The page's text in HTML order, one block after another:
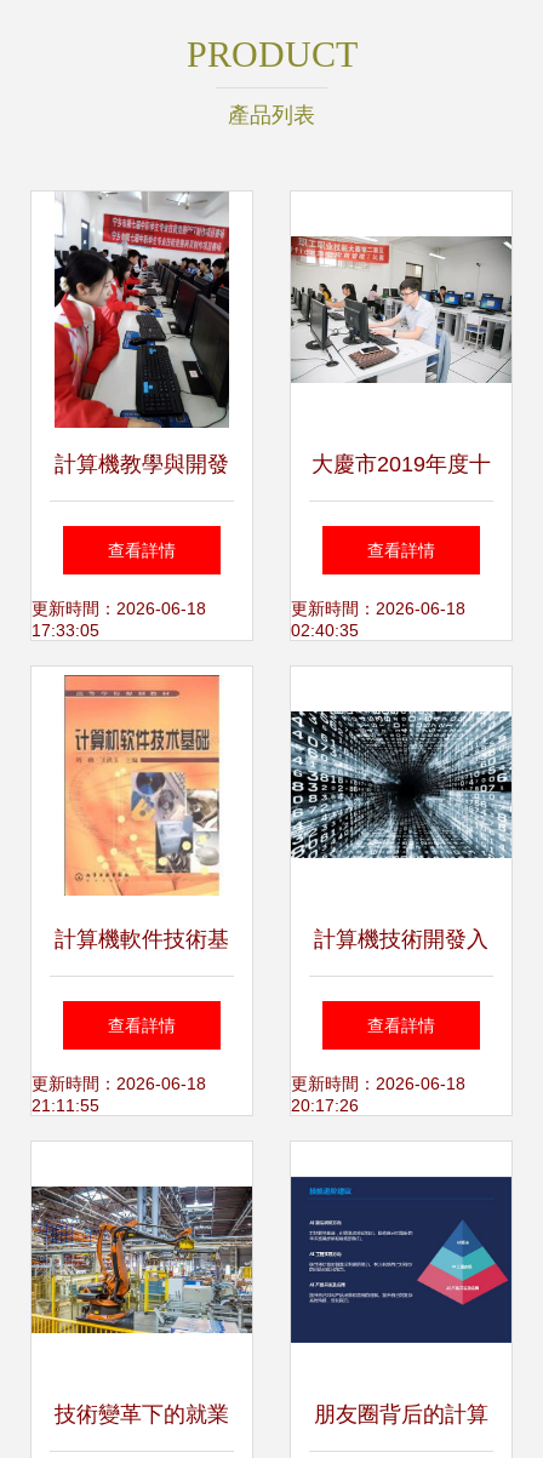
PRODUCT
產品列表
計算機教學與開發
的競技舞臺 教研組
技能比拼與競賽風
采
查看詳情
更新時間：2026-06-18
17:33:05
大慶市2019年度十
行業百工種職工技
能大賽第二賽區計
暨技術開發論壇圓
滿落幕
查看詳情
更新時間：2026-06-18
02:40:35
計算機軟件技術基
礎 現代計算機技術
開發的核心教材
查看詳情
更新時間：2026-06-18
21:11:55
計算機技術開發入
門 構建堅實基礎的
四大支柱
查看詳情
更新時間：2026-06-18
20:17:26
技術變革下的就業 朋友圈背后的計算